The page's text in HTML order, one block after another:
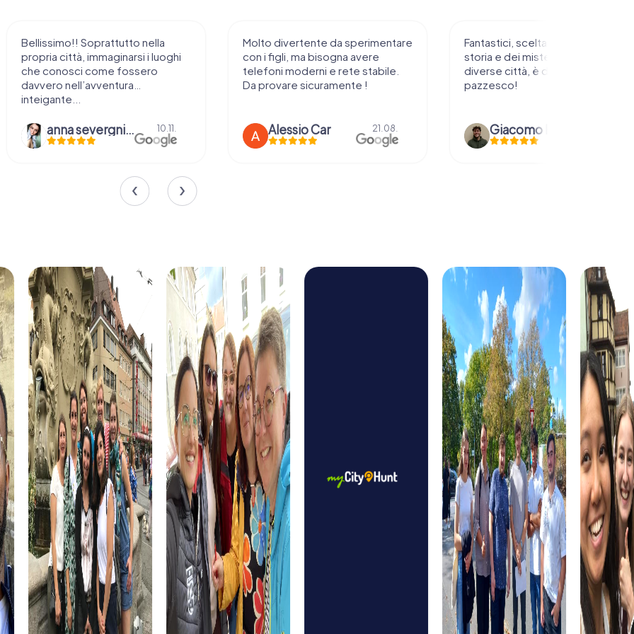
Molto divertente da sperimentare
con i figli, ma bisogna avere
telefoni moderni e rete stabile.
Da provare sicuramente !
Alessio Car 21.08.
Fantastici, scelta ottimale della
storia e dei misteri. Disponibile in
diverse città, è davvero
pazzesco!
04.08.
Caccia al tesoro divertentissima
l'abbiamo fatta in famiglia ed è
stato un modo originale di
attraversare tutta la città!
Marta Marzetti